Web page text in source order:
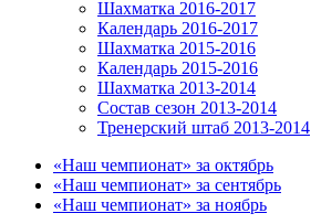
Шахматка 2016-2017
Календарь 2016-2017
Шахматка 2015-2016
Календарь 2015-2016
Шахматка 2013-2014
Состав сезон 2013-2014
Тренерский штаб 2013-2014
«Наш чемпионат» за октябрь
«Наш чемпионат» за сентябрь
«Наш чемпионат» за ноябрь